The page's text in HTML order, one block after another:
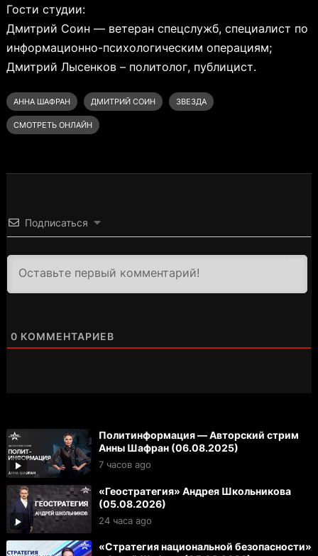
Гости студии:
Дмитрий Соин — ветеран спецслужб, специалист по
информационно-психологическим операциям;
Дмитрий Лысенков – политолог, публицист.
АННА ШАФРАН ДМИТРИЙ СОИН ЗВЕЗДА
СМОТРЕТЬ ОНЛАЙН
Подписаться
0 КОММЕНТАРИЕВ
Политинформация — Авторский стрим
Анны Шафран (06.08.2025)
7 часов ago
«Геостратегия» Андрея Школьникова
(05.08.2026)
24 часа ago
«Стратегия национальной безопасности»